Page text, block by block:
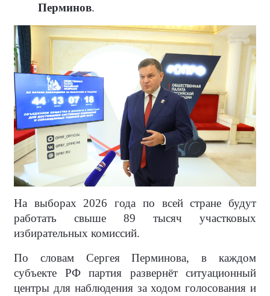
Перминов.
На выборах 2026 года по всей стране будут
работать свыше 89 тысяч участковых
избирательных комиссий.
По словам Сергея Перминова, в каждом
субъекте РФ партия развернёт ситуационный
центры для наблюдения за ходом голосования и